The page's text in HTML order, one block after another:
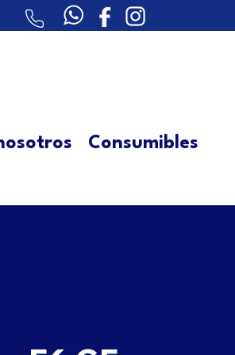
Consumibles